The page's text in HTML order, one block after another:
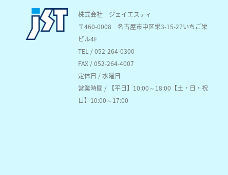
株式会社 ジェイエスティ
〒460-0008名古屋市中区栄3-15-27いちご栄
ビル4F
TEL / 052-264-0300
FAX / 052-264-4007
定休日 / 水曜日
営業時間 / 【平日】10:00～18:00【土・日・祝
日】10:00～17:00